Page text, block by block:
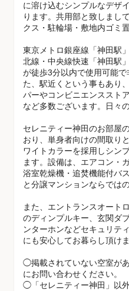
に溶け込むシンプルなデザ
ります。共用部と致しまし
クス・駐輪場・敷地内ゴミ
東京メトロ銀座線「神田駅
北線・中央線快速「神田駅
が徒歩3分以内で使用可能
た、駅近くという事もあり
パーやコンビニエンススト
など多数ございます。日々
セレニティー神田のお部屋
おり、単身者向けの間取り
ワイトカラーを採用しシン
ます。設備は、エアコン・
浴室乾燥機・追焚機能付バ
と分譲マンションならでは
また、エントランスオート
のディンプルキー、玄関ダ
ンターホンなどセキュリテ
にも安心してお暮らし頂けま
◯掲載されていない空室が
にお問い合わせください。
◯「セレニティー神田」以